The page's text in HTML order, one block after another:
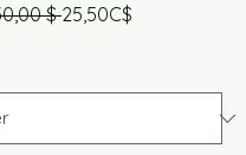
$ Prix
25,50C$